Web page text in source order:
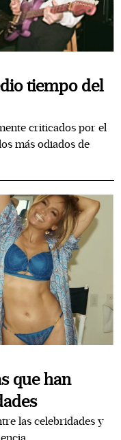
tiempo del
criticados por el
más odiados de
que han
las celebridades y